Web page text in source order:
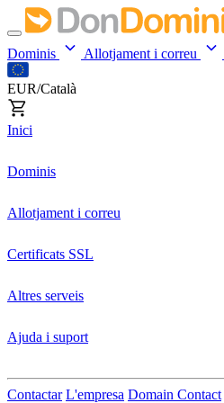
Dominis Allotjament i correu
EUR/Català
Inici
Dominis
Allotjament i correu
Certificats SSL
Altres serveis
Ajuda i suport
Contactar L'empresa Domain Contact